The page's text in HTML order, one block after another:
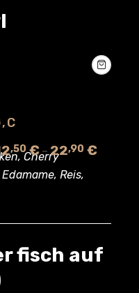
Cherry
Reis,
,50 €–22,90 €
fisch auf